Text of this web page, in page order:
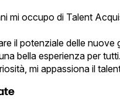
mi occupo di Talent
il potenziale delle
bella esperienza per tutti.
mi appassiona il